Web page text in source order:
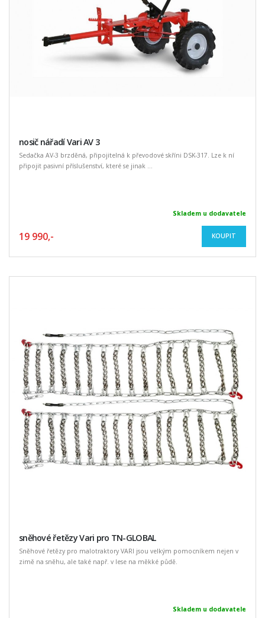
nosič nářadí Vari AV 3
Sedačka AV-3 brzděná, připojitelná k převodové skříni DSK-317. Lze k ní
připojit pasivní příslušenství, které se jinak ...
Skladem u dodavatele
19 990,- KOUPIT
sněhové řetězy Vari pro TN-GLOBAL
Sněhové řetězy pro malotraktory VARI jsou velkým pomocníkem nejen v
zimě na sněhu, ale také např. v lese na měkké půdě.
Skladem u dodavatele